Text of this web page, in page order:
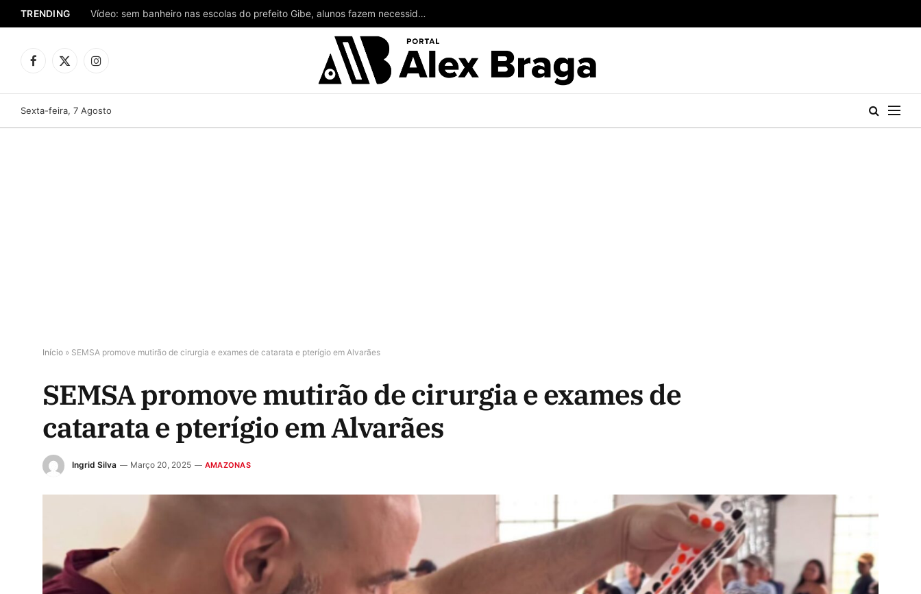
TRENDING Vídeo: sem banheiro nas escolas do prefeito Gibe, alunos fazem necessidades no mato
Facebook
X
Instagram
Sexta-feira, 7 Agosto
Início » SEMSA promove mutirão de cirurgia e exames de catarata e pterígio em Alvarães
SEMSA promove mutirão de cirurgia e exames de
catarata e pterígio em Alvarães
Ingrid Silva Março 20, 2025 AMAZONAS